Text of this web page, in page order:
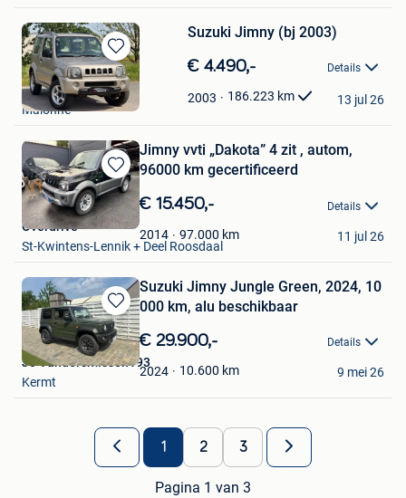
Bewaren
in
Mijn
Favorieten
Suzuki Jimny (bj 2003)
€ 4.490,- Details
2003 186.223 km
S-Motors SRL
Malonne
13 jul 26
Bewaren
in
Mijn
Favorieten
Jimny vvti „Dakota” 4 zit , autom,
96000 km gecertificeerd
€ 15.450,- Details
2014 97.000 km
Overdrive
St-Kwintens-Lennik + Deel Roosdaal
11 jul 26
Bewaren
in
Mijn
Favorieten
Suzuki Jimny Jungle Green, 2024, 10
000 km, alu beschikbaar
€ 29.900,- Details
2024 10.600 km
Jo Vandersmissen193
Kermt
9 mei 26
1 2 3
Pagina 1 van 3